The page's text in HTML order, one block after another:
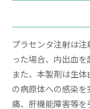
プラセンタ注射は
った場合、内出血を
また、本製剤は生
の病原体への感染
痛、肝機能障害等を